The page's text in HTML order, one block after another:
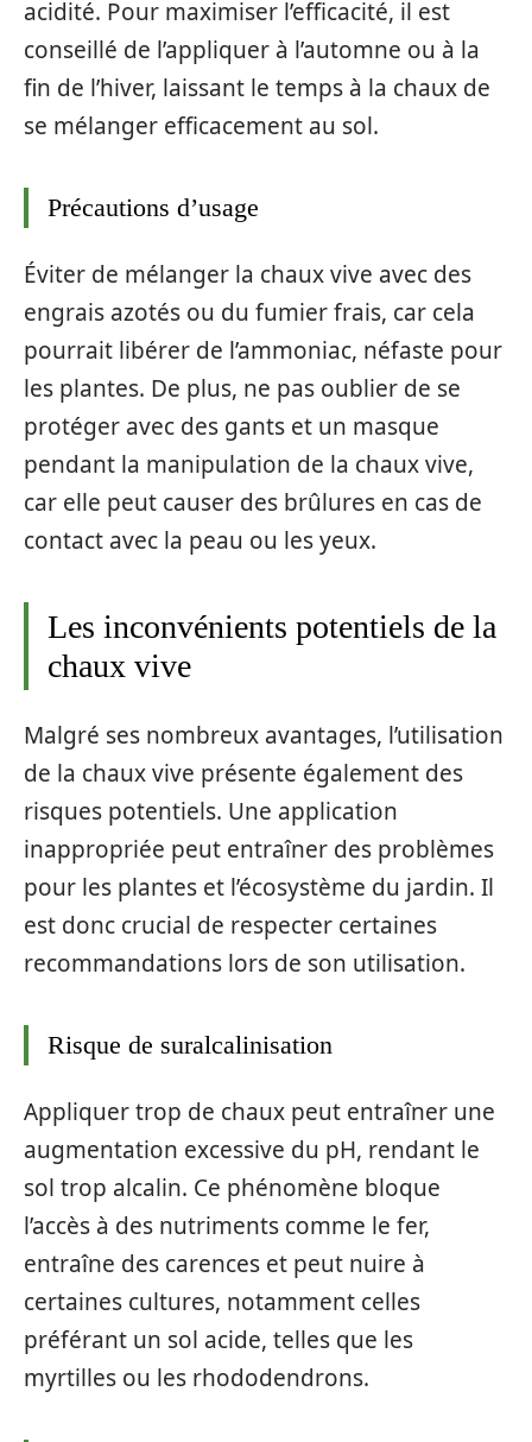
acidité. Pour maximiser l’efficacité, il est
conseillé de l’appliquer à l’automne ou à la
fin de l’hiver, laissant le temps à la chaux de
se mélanger efficacement au sol.
Précautions d’usage
Éviter de mélanger la chaux vive avec des
engrais azotés ou du fumier frais, car cela
pourrait libérer de l’ammoniac, néfaste pour
les plantes. De plus, ne pas oublier de se
protéger avec des gants et un masque
pendant la manipulation de la chaux vive,
car elle peut causer des brûlures en cas de
contact avec la peau ou les yeux.
Les inconvénients potentiels de la
chaux vive
Malgré ses nombreux avantages, l’utilisation
de la chaux vive présente également des
risques potentiels. Une application
inappropriée peut entraîner des problèmes
pour les plantes et l’écosystème du jardin. Il
est donc crucial de respecter certaines
recommandations lors de son utilisation.
Risque de suralcalinisation
Appliquer trop de chaux peut entraîner une
augmentation excessive du pH, rendant le
sol trop alcalin. Ce phénomène bloque
l’accès à des nutriments comme le fer,
entraîne des carences et peut nuire à
certaines cultures, notamment celles
préférant un sol acide, telles que les
myrtilles ou les rhododendrons.